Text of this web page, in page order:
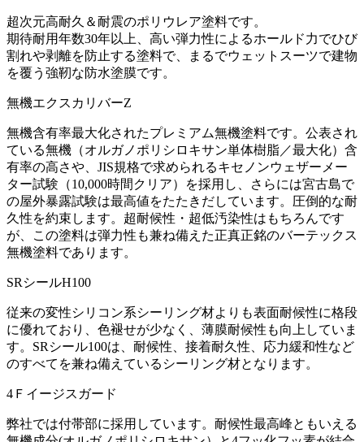
超次元高耐久＆耐震のポリウレア塗料です。
期待耐用年数30年以上、高い弾力性によるホールド力でひび
割れや剥離を防止する塗料で、まるでウェットスーツで建物
を覆う強靭な防水塗膜です。
無機エクスカリバーZ
無機含有率最大化されたプレミアム無機塗料です。公表され
ている無機（オルガノポリシロキサン単体樹脂／最大化）含
有率の高さや、JIS規格で求められるキセノンウェザーメー
ター試験（10,000時間クリア）を採用し、さらには宮古島で
の屋外暴露試験は最高値をたたきだしています。圧倒的な耐
久性を約束します。超耐候性・超低汚染性はもちろんです
が、この塗料は弾力性も兼ね備えた正真正銘のバーテックス
無機塗料であります。
SRシールH100
従来の変性シリコン系シーリング材よりも表面耐候性に格段
に優れており、色褪せが少なく、薄膜耐候性も向上していま
す。SRシール100は、耐候性、接着耐久性、応力緩和性など
のすべてを兼ね備えているシーリング材となります。
4Ｆイージスガード
弊社では付帯部に採用しています。耐候性最高峰ともいえる